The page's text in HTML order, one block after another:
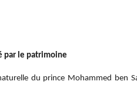
par le patrimoine
du prince Mohammed ben